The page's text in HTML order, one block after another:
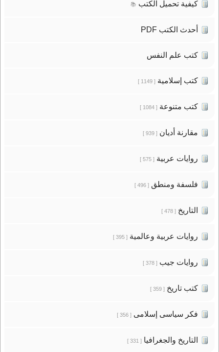
كيفية تحميل الكتب 📚
أحدث الكتب PDF
كتب علم النفس
كتب إسلامية[ 1149 ]
كتب متنوعة[ 1084 ]
مقارنة أديان[ 939 ]
روايات عربية[ 575 ]
فلسفة ومنطق[ 496 ]
التاريخ[ 478 ]
روايات عربية وعالمية[ 395 ]
روايات جيب[ 378 ]
كتب تاريخ[ 359 ]
فكر سياسى إسلامى[ 356 ]
التاريخ والجغرافيا[ 331 ]